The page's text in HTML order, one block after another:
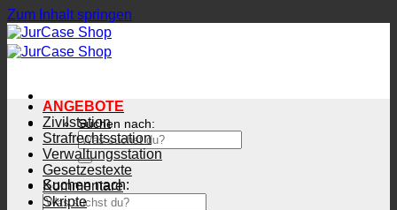
Zum Inhalt springen
Suchen nach:
Suchen nach:
ANGEBOTE
Zivilstation
Strafrechtsstation
Verwaltungsstation
Gesetzestexte
Kommentare
Skripte